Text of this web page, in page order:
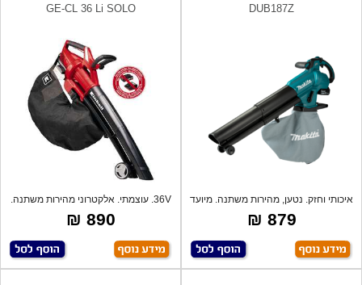
DUB187Z
איכותי וחזק. נטען, מהירות משתנה. מיועד
ל
879 ₪
GE-CL 36 Li SOLO
36V. עוצמתי. אלקטרוני מהירות משתנה.
יח
890 ₪